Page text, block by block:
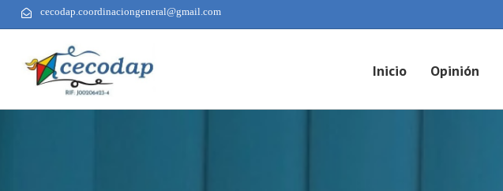
cecodap.coordinaciongeneral@gmail.com
Inicio Opinión